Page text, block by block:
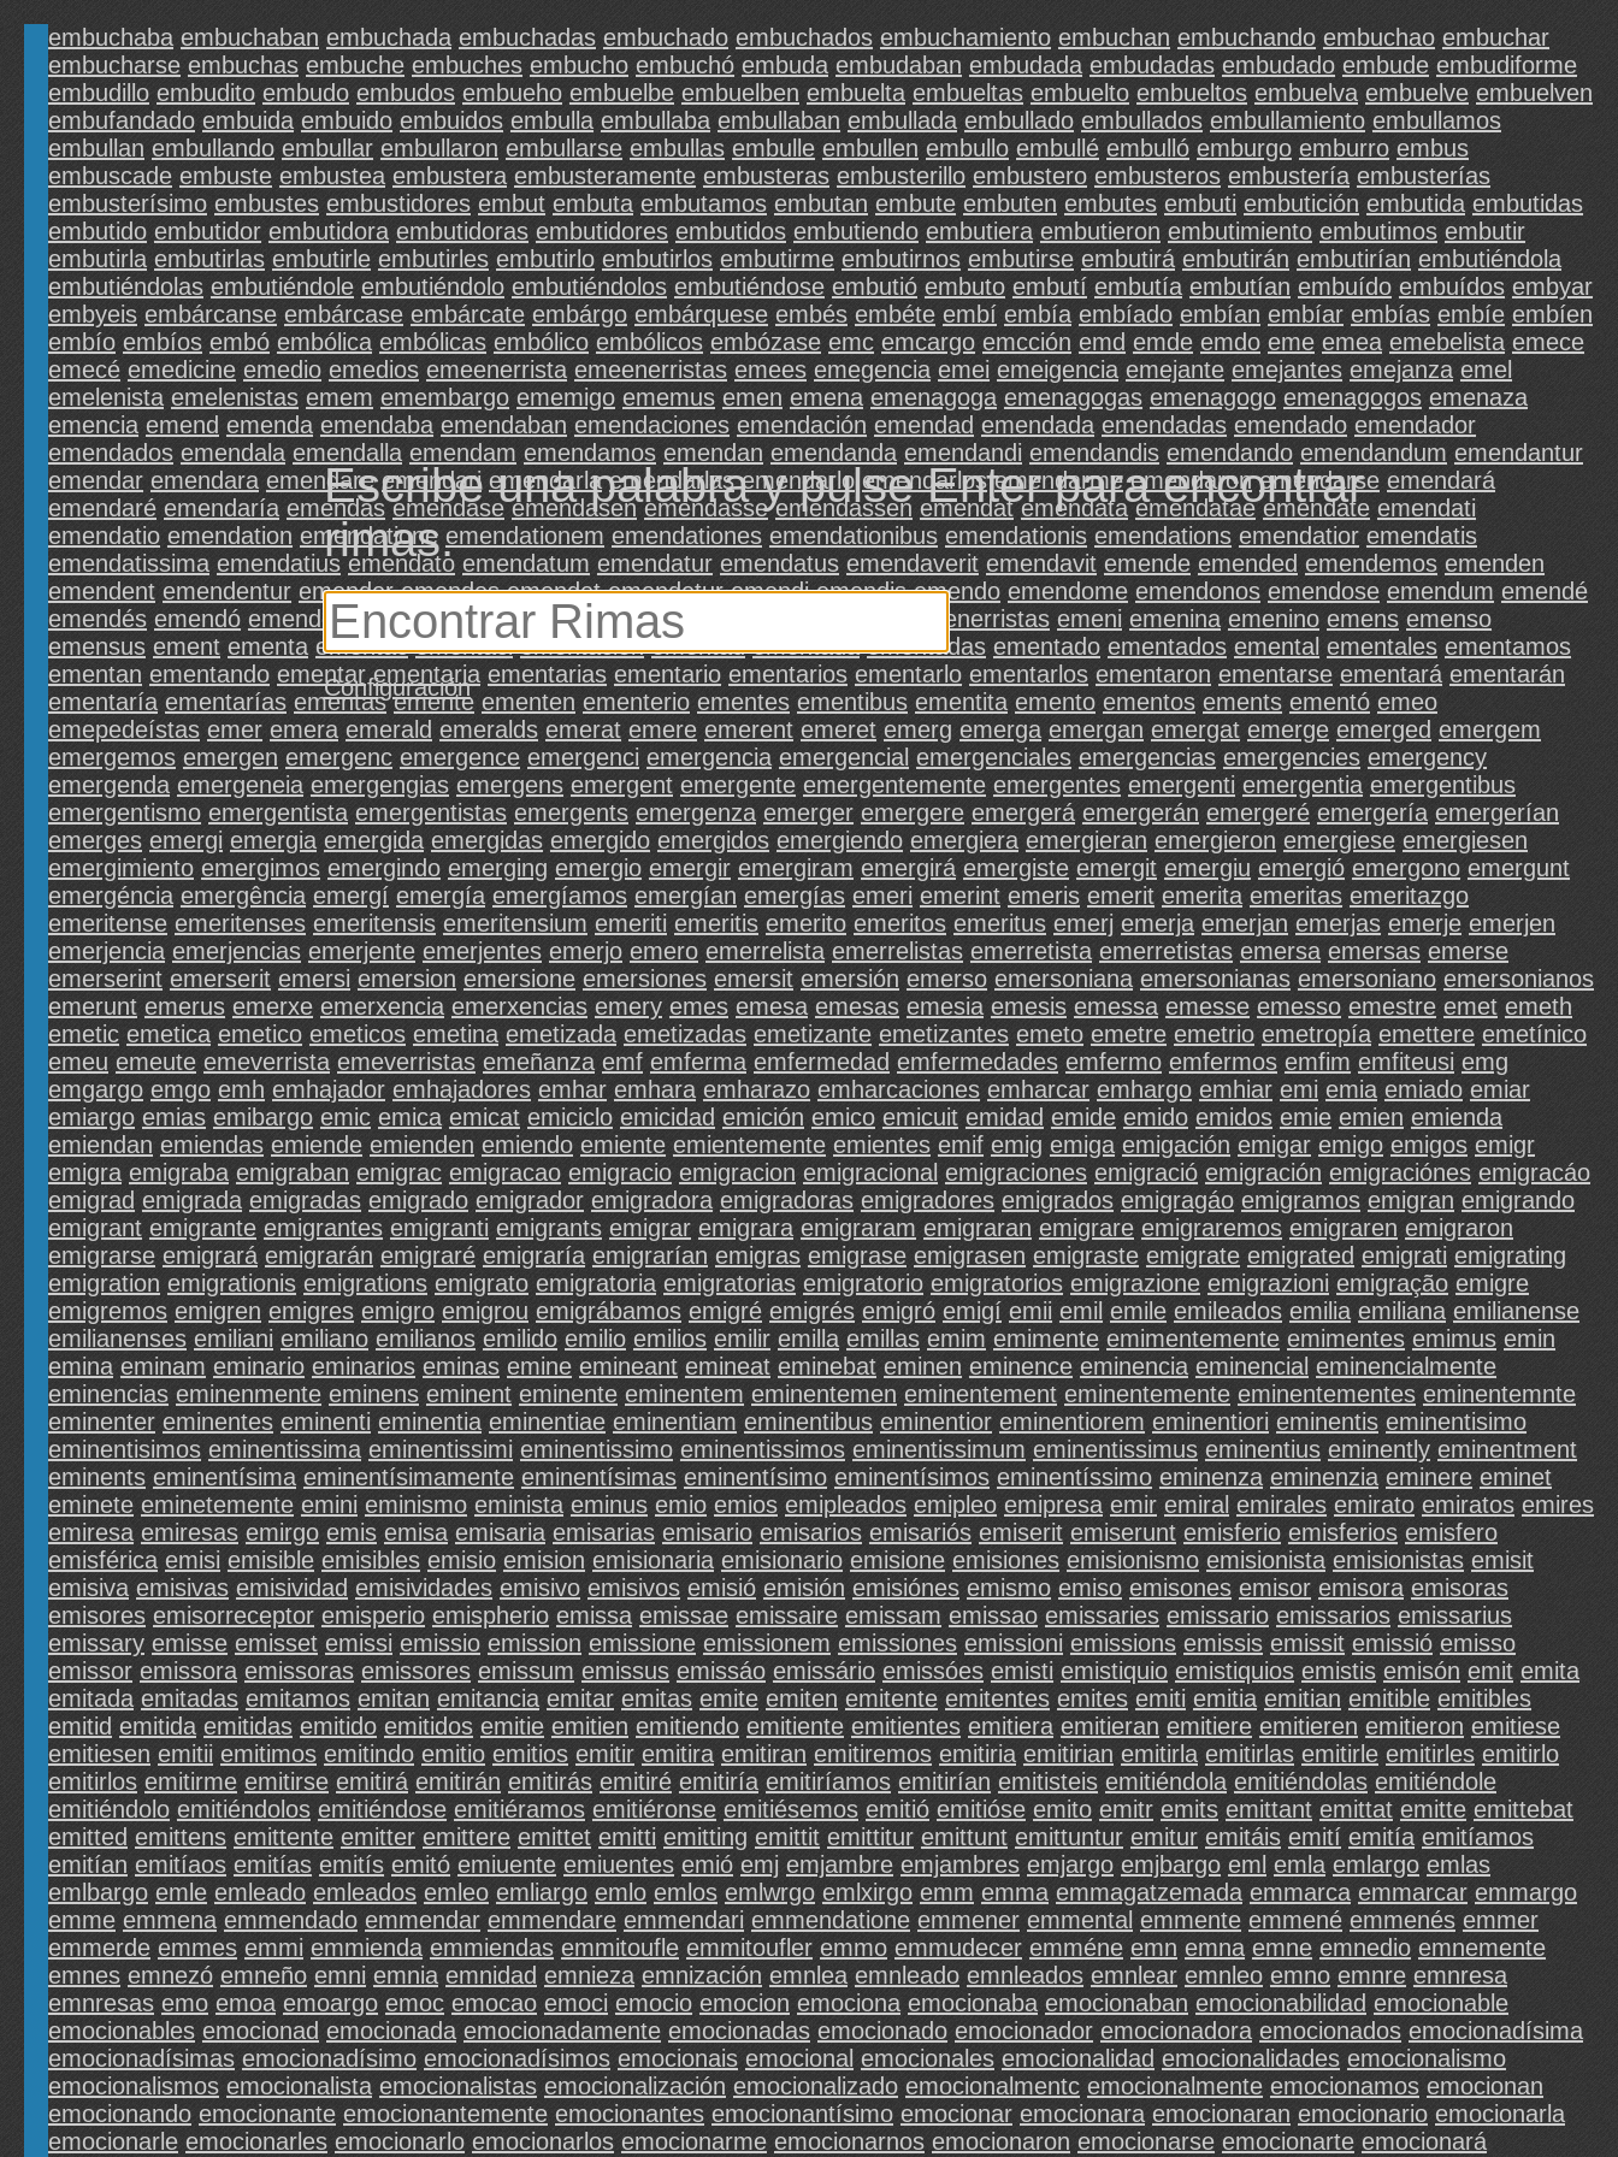
Escribe una palabra y pulse Enter para encontrar
rimas.
Configuración
embuchaba embuchaban embuchada embuchadas embuchado embuchados embuchamiento embuchan embuchando embuchao embuchar
embucharse embuchas embuche embuches embucho embuchó embuda embudaban embudada embudadas embudado embude embudiforme
embudillo embudito embudo embudos embueho embuelbe embuelben embuelta embueltas embuelto embueltos embuelva embuelve embuelven
embufandado embuida embuido embuidos embulla embullaba embullaban embullada embullado embullados embullamiento embullamos
embullan embullando embullar embullaron embullarse embullas embulle embullen embullo embullé embulló emburgo emburro embus
embuscade embuste embustea embustera embusteramente embusteras embusterillo embustero embusteros embustería embusterías
embusterísimo embustes embustidores embut embuta embutamos embutan embute embuten embutes embuti embutición embutida embutidas
embutido embutidor embutidora embutidoras embutidores embutidos embutiendo embutiera embutieron embutimiento embutimos embutir
embutirla embutirlas embutirle embutirles embutirlo embutirlos embutirme embutirnos embutirse embutirá embutirán embutirían embutiéndola
embutiéndolas embutiéndole embutiéndolo embutiéndolos embutiéndose embutió embuto embutí embutía embutían embuído embuídos embyar
embyeis embárcanse embárcase embárcate embárgo embárquese embés embéte embí embía embíado embían embíar embías embíe embíen
embío embíos embó embólica embólicas embólico embólicos embózase emc emcargo emcción emd emde emdo eme emea emebelista emece
emecé emedicine emedio emedios emeenerrista emeenerristas emees emegencia emei emeigencia emejante emejantes emejanza emel
emelenista emelenistas emem emembargo ememigo ememus emen emena emenagoga emenagogas emenagogo emenagogos emenaza
emencia emend emenda emendaba emendaban emendaciones emendación emendad emendada emendadas emendado emendador
emendados emendala emendalla emendam emendamos emendan emendanda emendandi emendandis emendando emendandum emendantur
emendar emendara emendare emendari emendarla emendarlas emendarlo emendarlos emendarme emendaron emendarse emendará
emendaré emendaría emendas emendase emendasen emendasse emendassen emendat emendata emendatae emendate emendati
emendatio emendation emendatione emendationem emendationes emendationibus emendationis emendations emendatior emendatis
emendatissima emendatius emendato emendatum emendatur emendatus emendaverit emendavit emende emended emendemos emenden
emendent emendentur emender emendes emendet emendetur emendi emendis emendo emendome emendonos emendose emendum emendé
emendés emendó emendóme emendónos emendóse emenerrismo emenerristas emeni emenina emenino emens emenso
emensus ement ementa ementac ementaci ementación ementad ementada ementadas ementado ementados emental ementales ementamos
ementan ementando ementar ementaria ementarias ementario ementarios ementarlo ementarlos ementaron ementarse ementará ementarán
ementaría ementarías ementas emente ementen ementerio ementes ementibus ementita emento ementos ements ementó emeo
emepedeístas emer emera emerald emeralds emerat emere emerent emeret emerg emerga emergan emergat emerge emerged emergem
emergemos emergen emergenc emergence emergenci emergencia emergencial emergenciales emergencias emergencies emergency
emergenda emergeneia emergengias emergens emergent emergente emergentemente emergentes emergenti emergentia emergentibus
emergentismo emergentista emergentistas emergents emergenza emerger emergere emergerá emergerán emergeré emergería emergerían
emerges emergi emergia emergida emergidas emergido emergidos emergiendo emergiera emergieran emergieron emergiese emergiesen
emergimiento emergimos emergindo emerging emergio emergir emergiram emergirá emergiste emergit emergiu emergió emergono emergunt
emergéncia emergência emergí emergía emergíamos emergían emergías emeri emerint emeris emerit emerita emeritas emeritazgo
emeritense emeritenses emeritensis emeritensium emeriti emeritis emerito emeritos emeritus emerj emerja emerjan emerjas emerje emerjen
emerjencia emerjencias emerjente emerjentes emerjo emero emerrelista emerrelistas emerretista emerretistas emersa emersas emerse
emerserint emerserit emersi emersion emersione emersiones emersit emersión emerso emersoniana emersonianas emersoniano emersonianos
emerunt emerus emerxe emerxencia emerxencias emery emes emesa emesas emesia emesis emessa emesse emesso emestre emet emeth
emetic emetica emetico emeticos emetina emetizada emetizadas emetizante emetizantes emeto emetre emetrio emetropía emettere emetínico
emeu emeute emeverrista emeverristas emeñanza emf emferma emfermedad emfermedades emfermo emfermos emfim emfiteusi emg
emgargo emgo emh emhajador emhajadores emhar emhara emharazo emharcaciones emharcar emhargo emhiar emi emia emiado emiar
emiargo emias emibargo emic emica emicat emiciclo emicidad emición emico emicuit emidad emide emido emidos emie emien emienda
emiendan emiendas emiende emienden emiendo emiente emientemente emientes emif emig emiga emigación emigar emigo emigos emigr
emigra emigraba emigraban emigrac emigracao emigracio emigracion emigracional emigraciones emigració emigración emigraciónes emigracáo
emigrad emigrada emigradas emigrado emigrador emigradora emigradoras emigradores emigrados emigragáo emigramos emigran emigrando
emigrant emigrante emigrantes emigranti emigrants emigrar emigrara emigraram emigraran emigrare emigraremos emigraren emigraron
emigrarse emigrará emigrarán emigraré emigraría emigrarían emigras emigrase emigrasen emigraste emigrate emigrated emigrati emigrating
emigration emigrationis emigrations emigrato emigratoria emigratorias emigratorio emigratorios emigrazione emigrazioni emigração emigre
emigremos emigren emigres emigro emigrou emigrábamos emigré emigrés emigró emigí emii emil emile emileados emilia emiliana emilianense
emilianenses emiliani emiliano emilianos emilido emilio emilios emilir emilla emillas emim emimente emimentemente emimentes emimus emin
emina eminam eminario eminarios eminas emine emineant emineat eminebat eminen eminence eminencia eminencial eminencialmente
eminencias eminenmente eminens eminent eminente eminentem eminentemen eminentement eminentemente eminentementes eminentemnte
eminenter eminentes eminenti eminentia eminentiae eminentiam eminentibus eminentior eminentiorem eminentiori eminentis eminentisimo
eminentisimos eminentissima eminentissimi eminentissimo eminentissimos eminentissimum eminentissimus eminentius eminently eminentment
eminents eminentísima eminentísimamente eminentísimas eminentísimo eminentísimos eminentíssimo eminenza eminenzia eminere eminet
eminete eminetemente emini eminismo eminista eminus emio emios emipleados emipleo emipresa emir emiral emirales emirato emiratos emires
emiresa emiresas emirgo emis emisa emisaria emisarias emisario emisarios emisariós emiserit emiserunt emisferio emisferios emisfero
emisférica emisi emisible emisibles emisio emision emisionaria emisionario emisione emisiones emisionismo emisionista emisionistas emisit
emisiva emisivas emisividad emisividades emisivo emisivos emisió emisión emisiónes emismo emiso emisones emisor emisora emisoras
emisores emisorreceptor emisperio emispherio emissa emissae emissaire emissam emissao emissaries emissario emissarios emissarius
emissary emisse emisset emissi emissio emission emissione emissionem emissiones emissioni emissions emissis emissit emissió emisso
emissor emissora emissoras emissores emissum emissus emissáo emissário emissóes emisti emistiquio emistiquios emistis emisón emit emita
emitada emitadas emitamos emitan emitancia emitar emitas emite emiten emitente emitentes emites emiti emitia emitian emitible emitibles
emitid emitida emitidas emitido emitidos emitie emitien emitiendo emitiente emitientes emitiera emitieran emitiere emitieren emitieron emitiese
emitiesen emitii emitimos emitindo emitio emitios emitir emitira emitiran emitiremos emitiria emitirian emitirla emitirlas emitirle emitirles emitirlo
emitirlos emitirme emitirse emitirá emitirán emitirás emitiré emitiría emitiríamos emitirían emitisteis emitiéndola emitiéndolas emitiéndole
emitiéndolo emitiéndolos emitiéndose emitiéramos emitiéronse emitiésemos emitió emitióse emito emitr emits emittant emittat emitte emittebat
emitted emittens emittente emitter emittere emittet emitti emitting emittit emittitur emittunt emittuntur emitur emitáis emití emitía emitíamos
emitían emitíaos emitías emitís emitó emiuente emiuentes emió emj emjambre emjambres emjargo emjbargo eml emla emlargo emlas
emlbargo emle emleado emleados emleo emliargo emlo emlos emlwrgo emlxirgo emm emma emmagatzemada emmarca emmarcar emmargo
emme emmena emmendado emmendar emmendare emmendari emmendatione emmener emmental emmente emmené emmenés emmer
emmerde emmes emmi emmienda emmiendas emmitoufle emmitoufler emmo emmudecer emméne emn emna emne emnedio emnemente
emnes emnezó emneño emni emnia emnidad emnieza emnización emnlea emnleado emnleados emnlear emnleo emno emnre emnresa
emnresas emo emoa emoargo emoc emocao emoci emocio emocion emociona emocionaba emocionaban emocionabilidad emocionable
emocionables emocionad emocionada emocionadamente emocionadas emocionado emocionador emocionadora emocionados emocionadísima
emocionadísimas emocionadísimo emocionadísimos emocionais emocional emocionales emocionalidad emocionalidades emocionalismo
emocionalismos emocionalista emocionalistas emocionalización emocionalizado emocionalmentc emocionalmente emocionamos emocionan
emocionando emocionante emocionantemente emocionantes emocionantísimo emocionar emocionara emocionaran emocionario emocionarla
emocionarle emocionarles emocionarlo emocionarlos emocionarme emocionarnos emocionaron emocionarse emocionarte emocionará